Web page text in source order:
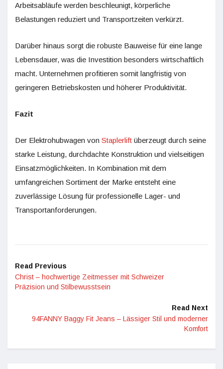
Arbeitsabläufe werden beschleunigt, körperliche
Belastungen reduziert und Transportzeiten verkürzt.
Darüber hinaus sorgt die robuste Bauweise für eine lange
Lebensdauer, was die Investition besonders wirtschaftlich
macht. Unternehmen profitieren somit langfristig von
geringeren Betriebskosten und höherer Produktivität.
Fazit
Der Elektrohubwagen von Staplerlift überzeugt durch seine
starke Leistung, durchdachte Konstruktion und vielseitigen
Einsatzmöglichkeiten. In Kombination mit dem
umfangreichen Sortiment der Marke entsteht eine
zuverlässige Lösung für professionelle Lager- und
Transportanforderungen.
Read Previous
Christ – hochwertige Zeitmesser mit Schweizer
Präzision und Stilbewusstsein
Read Next
94FANNY Baggy Fit Jeans – Lässiger Stil und moderner
Komfort